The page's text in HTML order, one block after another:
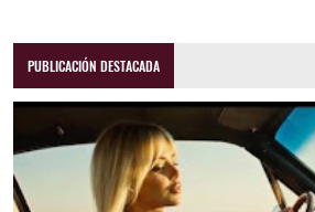
PUBLICACIÓN DESTACADA